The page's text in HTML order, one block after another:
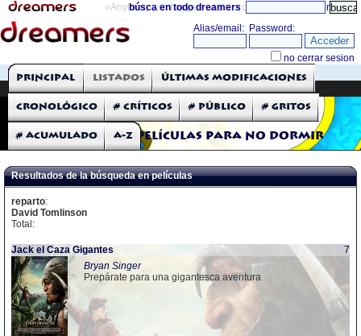
«Anything can happen and it probably will» directorio
búsca en todo dreamers
THE DREAMERS
Críticas: Películas
Películas para no dormir
Principal Listados Últimas modificaciones
Cronológico # Críticos # Público # Gritos
# Acumulado A-Z
Resultados de la búsqueda en películas
reparto:
David Tomlinson
Total:
Jack el Caza Gigantes
7
Bryan Singer
Prepárate para una gigantesca aventura